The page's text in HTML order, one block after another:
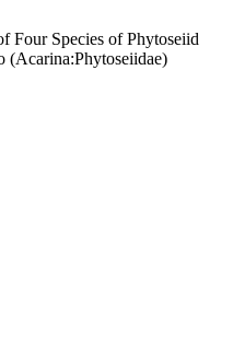
Four Species of Phytoseiid
(Acarina:Phytoseiidae)